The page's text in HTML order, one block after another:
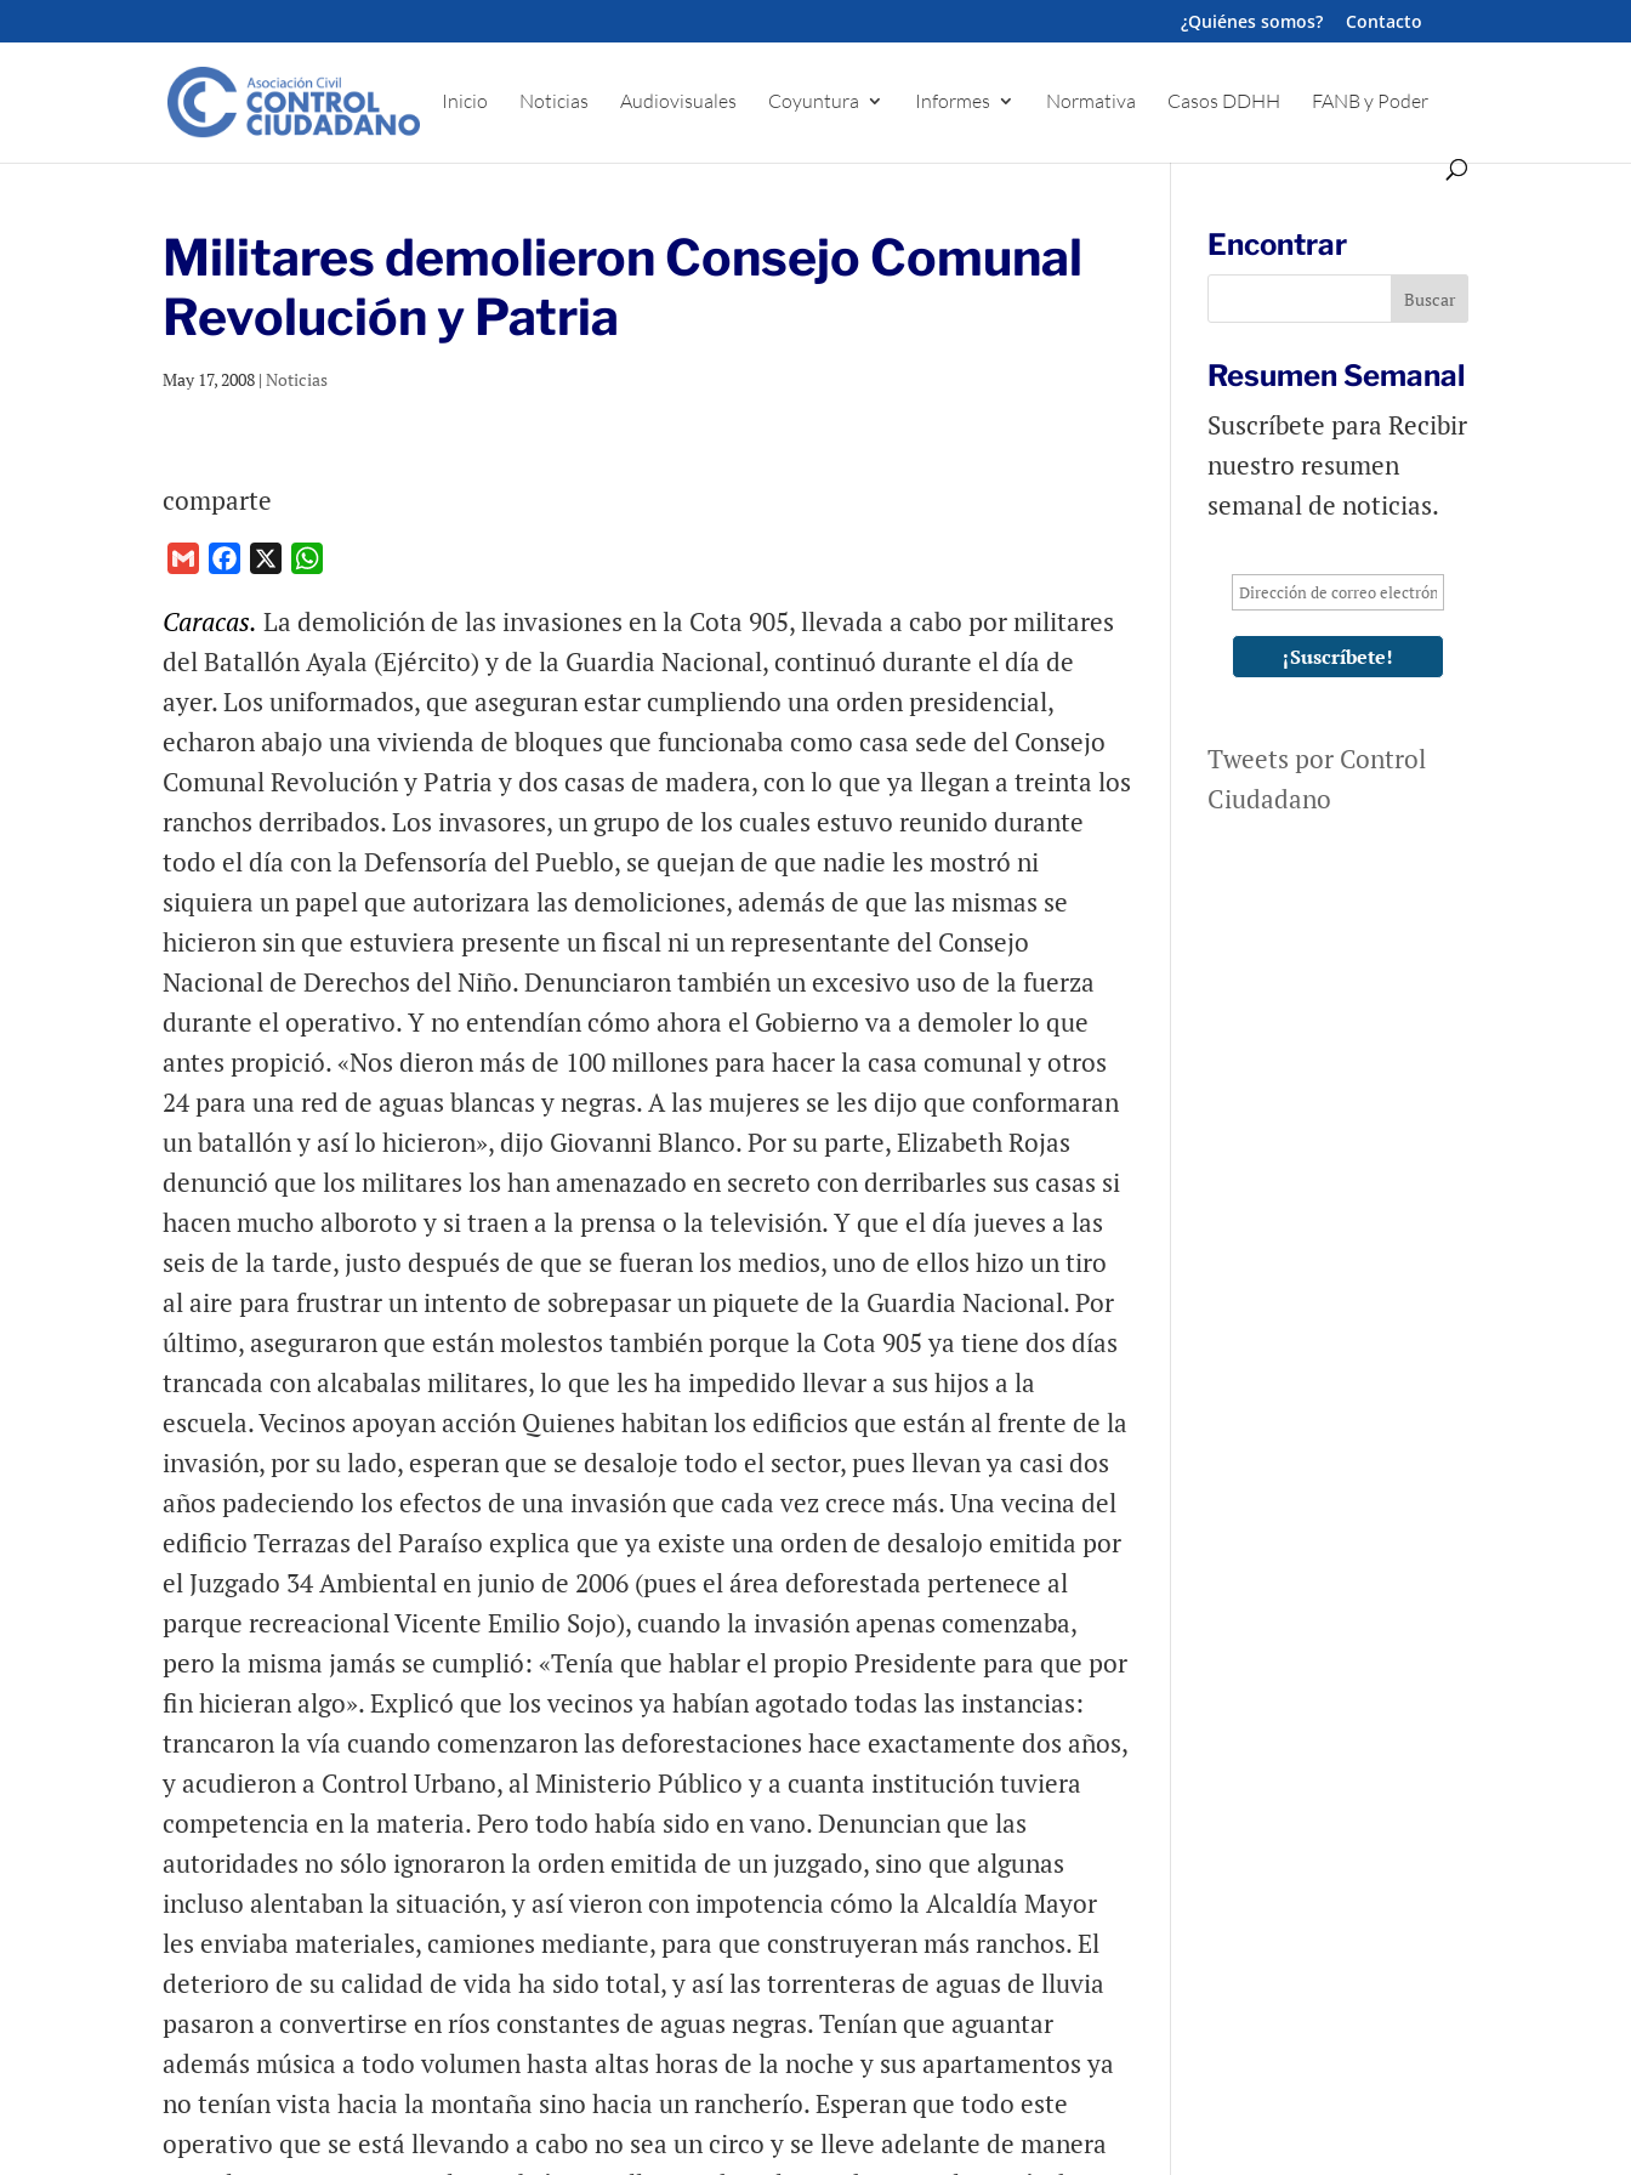
¿Quiénes somos? Contacto
Inicio Noticias Audiovisuales Coyuntura Informes Normativa Casos DDHH FANB y Poder
Militares demolieron Consejo Comunal
Revolución y Patria
May 17, 2008 |Noticias
comparte
G
a
i
c
e
o
o
k
a
t
s
A
p
p
Caracas. La demolición de las invasiones en la Cota 905, llevada a cabo por militares
del Batallón Ayala (Ejército) y de la Guardia Nacional, continuó durante el día de
ayer. Los uniformados, que aseguran estar cumpliendo una orden presidencial,
echaron abajo una vivienda de bloques que funcionaba como casa sede del Consejo
Comunal Revolución y Patria y dos casas de madera, con lo que ya llegan a treinta los
ranchos derribados. Los invasores, un grupo de los cuales estuvo reunido durante
todo el día con la Defensoría del Pueblo, se quejan de que nadie les mostró ni
siquiera un papel que autorizara las demoliciones, además de que las mismas se
hicieron sin que estuviera presente un fiscal ni un representante del Consejo
Nacional de Derechos del Niño. Denunciaron también un excesivo uso de la fuerza
durante el operativo. Y no entendían cómo ahora el Gobierno va a demoler lo que
antes propició. «Nos dieron más de 100 millones para hacer la casa comunal y otros
24 para una red de aguas blancas y negras. A las mujeres se les dijo que conformaran
un batallón y así lo hicieron», dijo Giovanni Blanco. Por su parte, Elizabeth Rojas
denunció que los militares los han amenazado en secreto con derribarles sus casas si
hacen mucho alboroto y si traen a la prensa o la televisión. Y que el día jueves a las
seis de la tarde, justo después de que se fueran los medios, uno de ellos hizo un tiro
al aire para frustrar un intento de sobrepasar un piquete de la Guardia Nacional. Por
último, aseguraron que están molestos también porque la Cota 905 ya tiene dos días
trancada con alcabalas militares, lo que les ha impedido llevar a sus hijos a la
escuela. Vecinos apoyan acción Quienes habitan los edificios que están al frente de la
invasión, por su lado, esperan que se desaloje todo el sector, pues llevan ya casi dos
años padeciendo los efectos de una invasión que cada vez crece más. Una vecina del
edificio Terrazas del Paraíso explica que ya existe una orden de desalojo emitida por
el Juzgado 34 Ambiental en junio de 2006 (pues el área deforestada pertenece al
parque recreacional Vicente Emilio Sojo), cuando la invasión apenas comenzaba,
pero la misma jamás se cumplió: «Tenía que hablar el propio Presidente para que por
fin hicieran algo». Explicó que los vecinos ya habían agotado todas las instancias:
trancaron la vía cuando comenzaron las deforestaciones hace exactamente dos años,
y acudieron a Control Urbano, al Ministerio Público y a cuanta institución tuviera
competencia en la materia. Pero todo había sido en vano. Denuncian que las
autoridades no sólo ignoraron la orden emitida de un juzgado, sino que algunas
incluso alentaban la situación, y así vieron con impotencia cómo la Alcaldía Mayor
les enviaba materiales, camiones mediante, para que construyeran más ranchos. El
deterioro de su calidad de vida ha sido total, y así las torrenteras de aguas de lluvia
pasaron a convertirse en ríos constantes de aguas negras. Tenían que aguantar
además música a todo volumen hasta altas horas de la noche y sus apartamentos ya
no tenían vista hacia la montaña sino hacia un rancherío. Esperan que todo este
operativo que se está llevando a cabo no sea un circo y se lleve adelante de manera
Encontrar
Resumen Semanal
Suscríbete para Recibir
nuestro resumen
semanal de noticias.
Tweets por Control
Ciudadano